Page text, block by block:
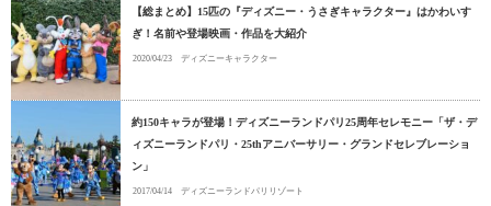
【総まとめ】15匹の『ディズニー・うさぎキャラクター』はかわいす
ぎ！名前や登場映画・作品を大紹介
2020/04/23 ディズニーキャラクター
約150キャラが登場！ディズニーランドパリ25周年セレモニー「ザ・デ
ィズニーランドパリ・25thアニバーサリー・グランドセレブレーショ
ン」
2017/04/14 ディズニーランドパリリゾート